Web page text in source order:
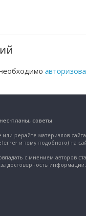
планы, советы
рерайте материалов сайта
и тому подобного) на
с мнением авторов
достоверность информации,